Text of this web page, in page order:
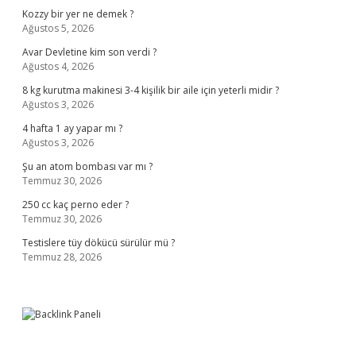
Kozzy bir yer ne demek ?
Ağustos 5, 2026
Avar Devletine kim son verdi ?
Ağustos 4, 2026
8 kg kurutma makinesi 3-4 kişilik bir aile için yeterli midir ?
Ağustos 3, 2026
4 hafta 1 ay yapar mı ?
Ağustos 3, 2026
Şu an atom bombası var mı ?
Temmuz 30, 2026
250 cc kaç perno eder ?
Temmuz 30, 2026
Testislere tüy dökücü sürülür mü ?
Temmuz 28, 2026